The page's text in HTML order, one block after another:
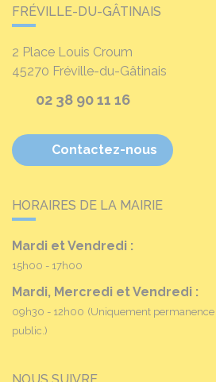
FRÉVILLE-DU-GÂTINAIS
2 Place Louis Croum
45270 Fréville-du-Gâtinais
02 38 90 11 16
Contactez-nous
HORAIRES DE LA MAIRIE
Mardi et Vendredi :
15h00 - 17h00
Mardi, Mercredi et Vendredi :
09h30 - 12h00 (Uniquement
public.)
NOUS SUIVRE